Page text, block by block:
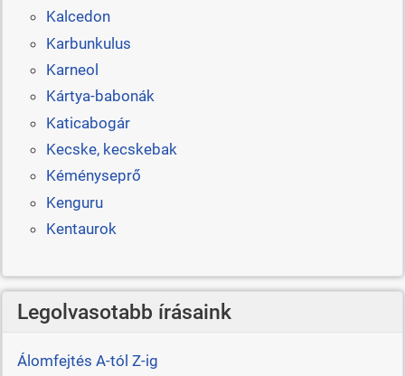
Kalcedon
Karbunkulus
Karneol
Kártya-babonák
Katicabogár
Kecske, kecskebak
Kéményseprő
Kenguru
Kentaurok
Legolvasotabb írásaink
Álomfejtés A-tól Z-ig